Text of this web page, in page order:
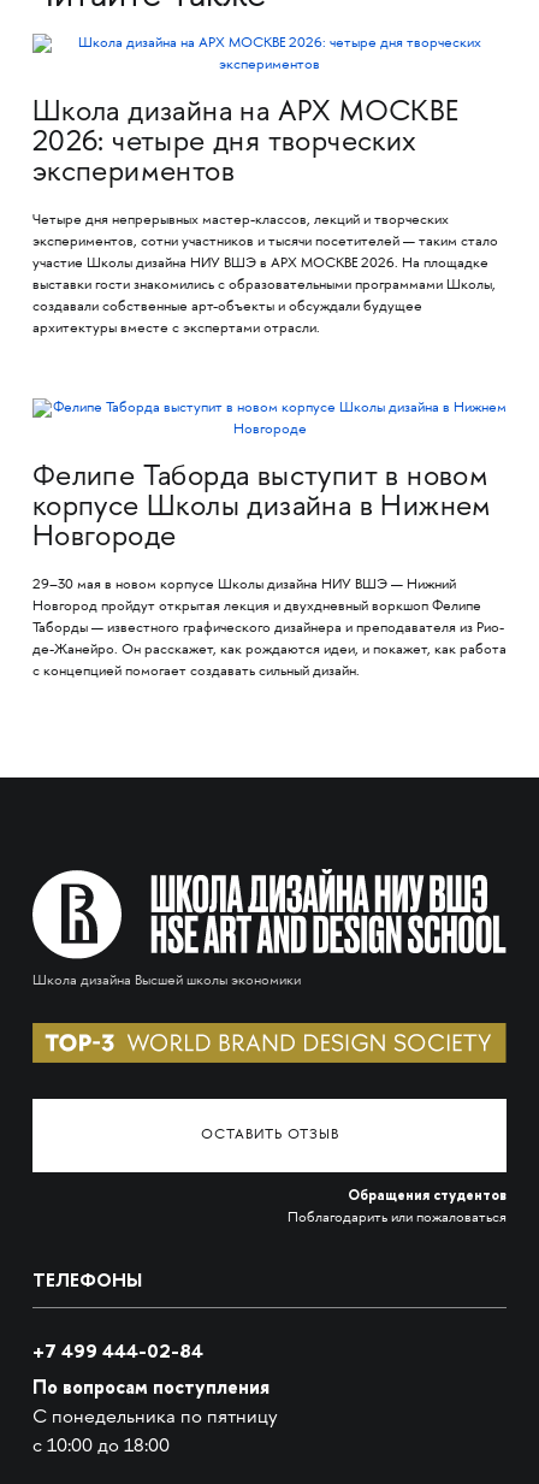
Школа дизайна на АРХ МОСКВЕ
2026: четыре дня творческих
экспериментов
Четыре дня непрерывных мастер-классов, лекций и творческих
экспериментов, сотни участников и тысячи посетителей — таким стало
участие Школы дизайна НИУ ВШЭ в АРХ МОСКВЕ 2026. На площадке
выставки гости знакомились с образовательными программами Школы,
создавали собственные арт-объекты и обсуждали будущее
архитектуры вместе с экспертами отрасли.
Фелипе Таборда выступит в новом
корпусе Школы дизайна в Нижнем
Новгороде
29–30 мая в новом корпусе Школы дизайна НИУ ВШЭ — Нижний
Новгород пройдут открытая лекция и двухдневный воркшоп Фелипе
Таборды — известного графического дизайнера и преподавателя из Рио-
де-Жанейро. Он расскажет, как рождаются идеи, и покажет, как работа
с концепцией помогает создавать сильный дизайн.
Школа дизайна Высшей школы экономики
ОСТАВИТЬ ОТЗЫВ
Обращения студентов
Поблагодарить или пожаловаться
ТЕЛЕФОНЫ
+7 499 444-02-84
По вопросам поступления
С понедельника по пятницу
с 10:00 до 18:00